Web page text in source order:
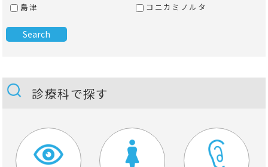
島津
コニカミノルタ
診療科で探す